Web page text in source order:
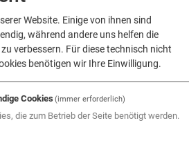
geprägt von
innovativen Team
Ihre aussagekräftigen
hoch.
Website. Einige von ihnen sind
während andere uns helfen die
verbessern. Für diese technisch nicht
benötigen wir Ihre Einwilligung.
Cookies(immer erforderlich)
die zum Betrieb der Seite benötigt werden.